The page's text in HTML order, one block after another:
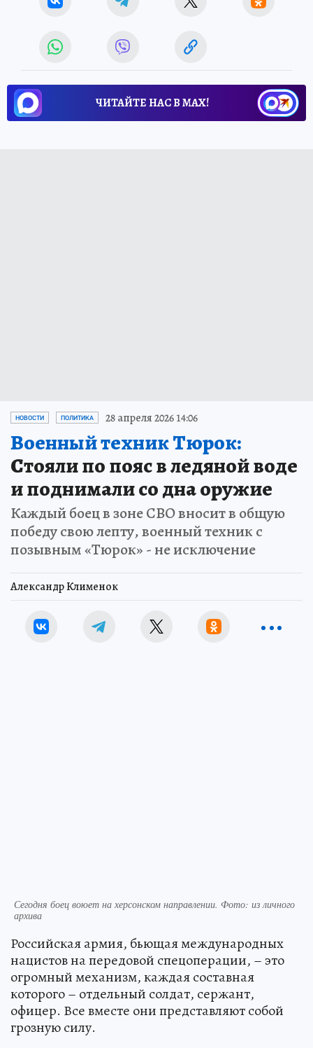
ЧИТАЙТЕ НАС В МАХ!
НОВОСТИ ПОЛИТИКА 28 апреля 2026 14:06
Военный техник Тюрок:
Стояли по пояс в ледяной воде
и поднимали со дна оружие
Каждый боец в зоне СВО вносит в общую
победу свою лепту, военный техник с
позывным «Тюрок» - не исключение
Александр Клименок
Сегодня боец воюет на херсонском направлении. Фото: из личного
архива
Российская армия, бьющая международных
нацистов на передовой спецоперации, – это
огромный механизм, каждая составная
которого – отдельный солдат, сержант,
офицер. Все вместе они представляют собой
грозную силу.